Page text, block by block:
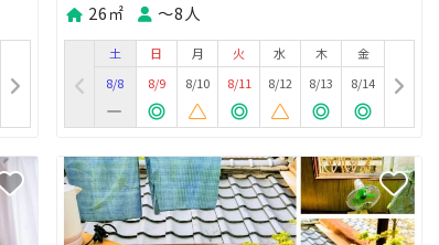
26㎡
〜8人
土
8/8
日
8/9
月
8/10
火
8/11
水
8/12
木
8/13
金
8/14